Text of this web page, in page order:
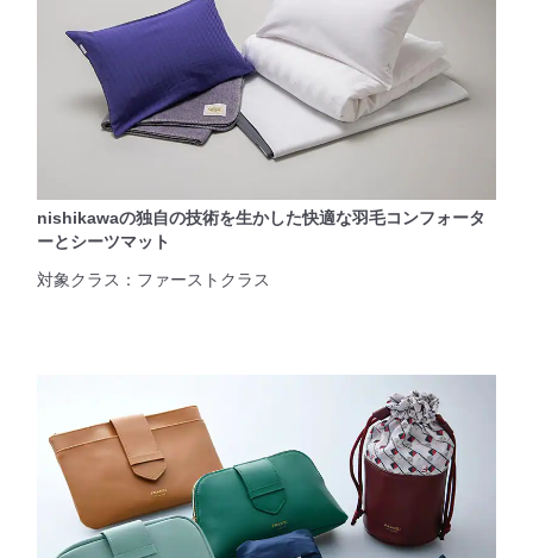
nishikawaの独自の技術を生かした快適な羽毛コンフォータ
ーとシーツマット
対象クラス：ファーストクラス